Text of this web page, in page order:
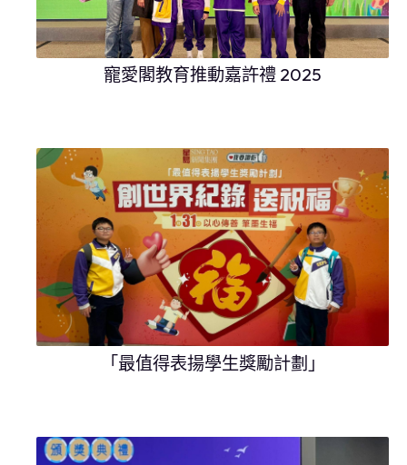
寵愛閣教育推動嘉許禮 2025
「最值得表揚學生獎勵計劃」